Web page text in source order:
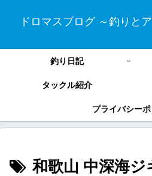
ドロマスブログ ～釣りと
釣り日記
タックル紹介
プライバシー
和歌山 中深海ジ